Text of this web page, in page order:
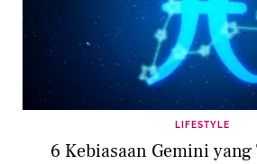
LIFESTYLE
6 Kebiasaan Gemini yang